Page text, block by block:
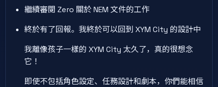
繼續審閱 Zero 關於 NEM 文件的工作
終於有了回報。我終於可以回到 XYM City 的設計中
我離像孩子一樣的 XYM City 太久了，真的很想念
它！
即使不包括角色設定、任務設計和劇本，你們能相信